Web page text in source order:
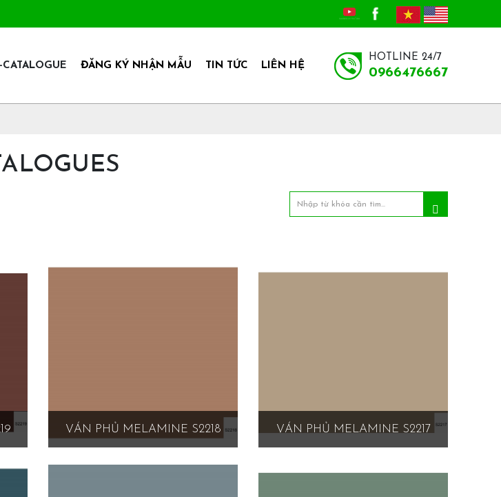
CATALOGUE ĐĂNG KÝ NHẬN MẪU TIN TỨC LIÊN HỆ
HOTLINE 24/7
0966476667
VÁN PHỦ MELAMINE S2218 VÁN PHỦ MELAMINE S2217